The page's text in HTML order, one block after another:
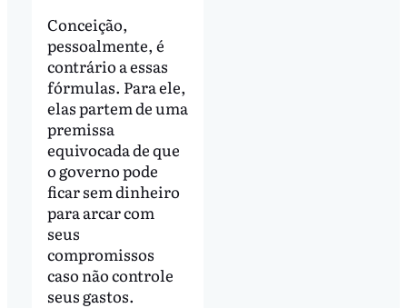
Conceição,
pessoalmente, é
contrário a essas
fórmulas. Para ele,
elas partem de uma
premissa
equivocada de que
o governo pode
ficar sem dinheiro
para arcar com
seus
compromissos
caso não controle
seus gastos.